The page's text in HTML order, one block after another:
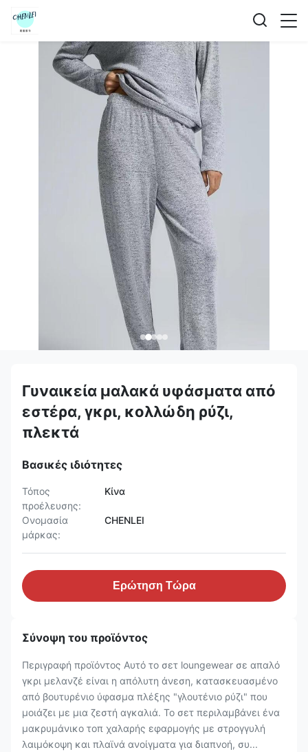
Γυναικεία μαλακά υφάσματα από
εστέρα, γκρι, κολλώδη ρύζι,
πλεκτά
Βασικές ιδιότητες
Τόπος
προέλευσης:
Κίνα
Ονομασία
μάρκας:
CHENLEI
Ερώτηση Τώρα
Σύνοψη του προϊόντος
Περιγραφή προϊόντος Αυτό το σετ loungewear σε απαλό
γκρι μελανζέ είναι η απόλυτη άνεση, κατασκευασμένο
από βουτυρένιο ύφασμα πλέξης "γλουτένιο ρύζι" που
μοιάζει με μια ζεστή αγκαλιά. Το σετ περιλαμβάνει ένα
μακρυμάνικο τοπ χαλαρής εφαρμογής με στρογγυλή
λαιμόκοψη και πλαϊνά ανοίγματα για διαπνοή, συ...